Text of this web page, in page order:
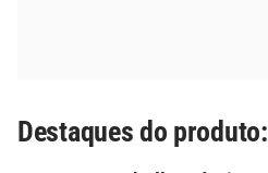
Destaques do produto: